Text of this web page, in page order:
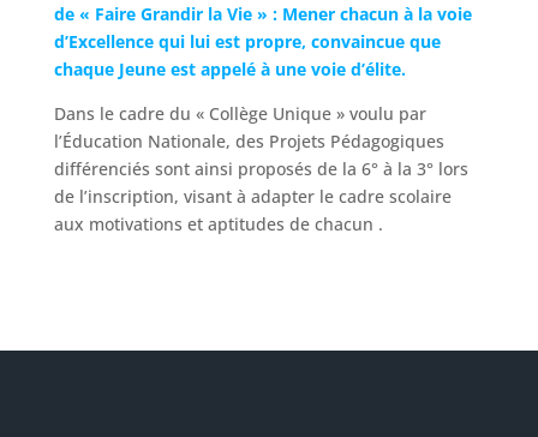
de « Faire Grandir la Vie » : Mener chacun à la voie
d’Excellence qui lui est propre, convaincue que
chaque Jeune est appelé à une voie d’élite.
Dans le cadre du « Collège Unique » voulu par
l’Éducation Nationale, des Projets Pédagogiques
différenciés sont ainsi proposés de la 6° à la 3° lors
de l’inscription, visant à adapter le cadre scolaire
aux motivations et aptitudes de chacun .